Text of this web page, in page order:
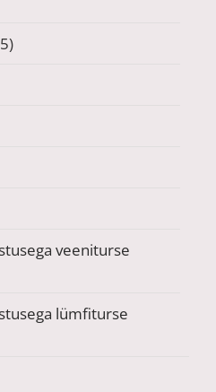
veeniturse
lümfiturse